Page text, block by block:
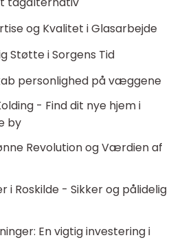
og Kvalitet i Glasarbejde
Støtte i Sorgens Tid
personlighed på væggene
- Find dit nye hjem i
by
Revolution og Værdien af
i Roskilde - Sikker og pålidelig
En vigtig investering i